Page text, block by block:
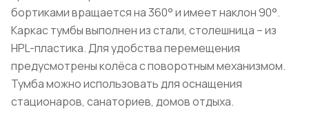
бортиками вращается на 360° и имеет наклон 90°.
Каркас тумбы выполнен из стали, столешница – из
HPL-пластика. Для удобства перемещения
предусмотрены колёса с поворотным механизмом.
Тумба можно использовать для оснащения
стационаров, санаториев, домов отдыха.